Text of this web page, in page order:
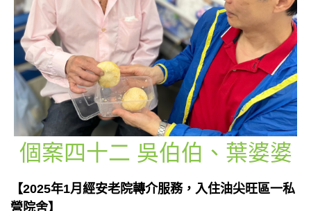
個案四十二 吳伯伯、葉婆婆
【2025年1月經安老院轉介服務，入住油尖旺區一私
營院舍】